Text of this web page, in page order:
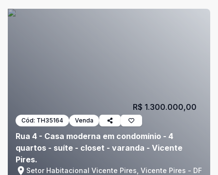
Cód: TH35164 Venda
Rua 4 - Casa moderna em condomínio - 4
quartos - suíte - closet - varanda - Vicente
Pires.
Setor Habitacional Vicente Pires, Vicente Pires - DF
R$ 1.300.000,00